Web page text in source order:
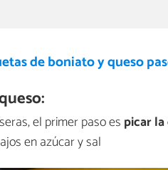
de boniato y queso
el primer paso espicar
en azúcar y sal